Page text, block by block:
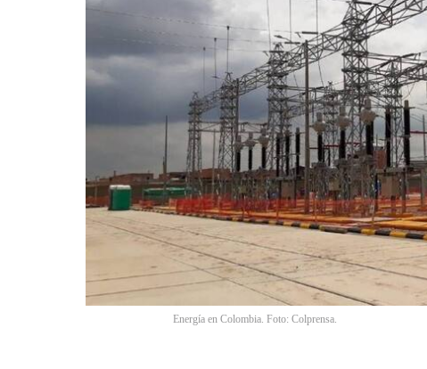
Energía en Colombia. Foto: Colprensa.